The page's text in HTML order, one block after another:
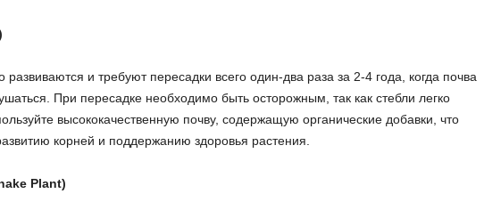
и требуют пересадки всего один-два раза за 2-4 года, когда почва
При пересадке необходимо быть осторожным, так как стебли легко
высококачественную почву, содержащую органические добавки, что
корней и поддержанию здоровья растения.
Plant)